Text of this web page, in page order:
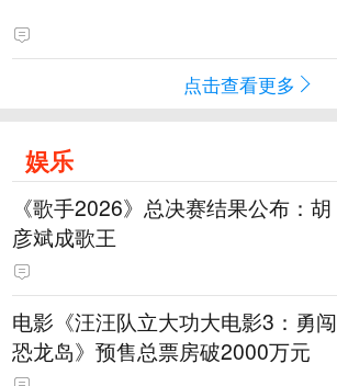
点击查看更多
娱乐
《歌手2026》总决赛结果公布：胡
彦斌成歌王
电影《汪汪队立大功大电影3：勇闯
恐龙岛》预售总票房破2000万元